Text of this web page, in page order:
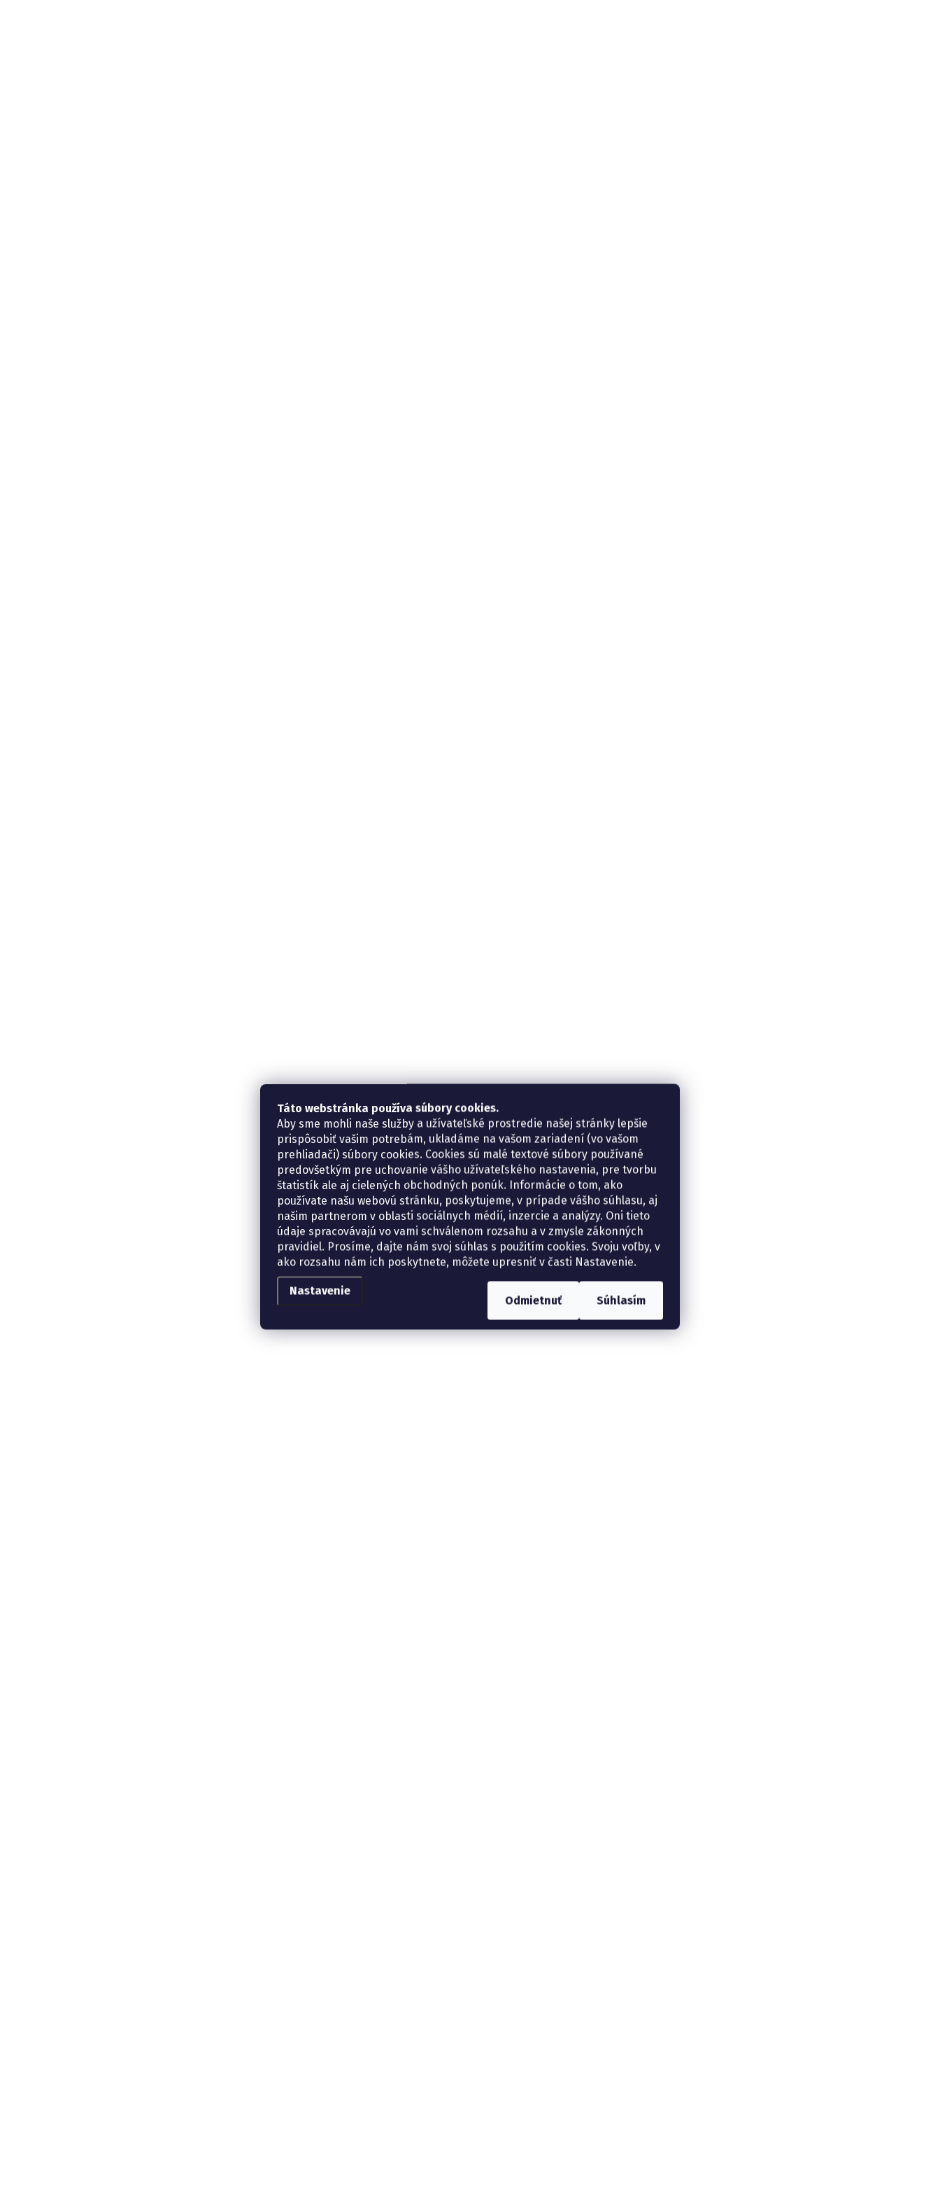
Táto webstránka používa súbory cookies.
Aby sme mohli naše služby a užívateľské prostredie našej stránky lepšie
prispôsobiť vašim potrebám, ukladáme na vašom zariadení (vo vašom
prehliadači) súbory cookies. Cookies sú malé textové súbory používané
predovšetkým pre uchovanie vášho užívateľského nastavenia, pre tvorbu
štatistík ale aj cielených obchodných ponúk. Informácie o tom, ako
používate našu webovú stránku, poskytujeme, v prípade vášho súhlasu, aj
našim partnerom v oblasti sociálnych médií, inzercie a analýzy. Oni tieto
údaje spracovávajú vo vami schválenom rozsahu a v zmysle zákonných
pravidiel. Prosíme, dajte nám svoj súhlas s použitím cookies. Svoju voľby, v
ako rozsahu nám ich poskytnete, môžete upresniť v časti Nastavenie.
Nastavenie
Odmietnuť Súhlasím